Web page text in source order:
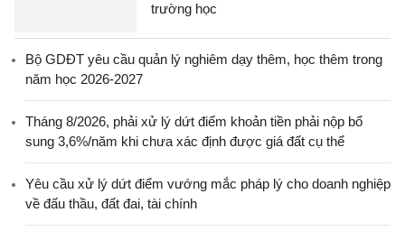
trường học
Bộ GDĐT yêu cầu quản lý nghiêm dạy thêm, học thêm trong
năm học 2026-2027
Tháng 8/2026, phải xử lý dứt điểm khoản tiền phải nộp bổ
sung 3,6%/năm khi chưa xác định được giá đất cụ thể
Yêu cầu xử lý dứt điểm vướng mắc pháp lý cho doanh nghiệp
về đấu thầu, đất đai, tài chính